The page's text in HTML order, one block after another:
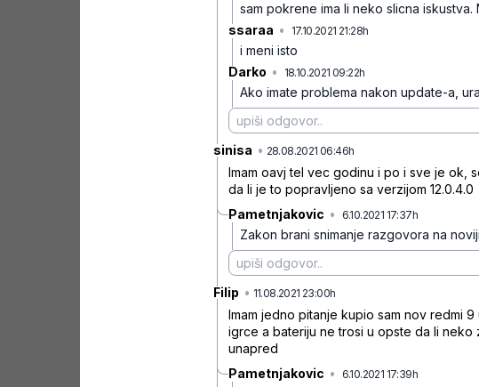
sam pokrene ima li neko slicna
ssaraa • 17.10.2021 21:28h
i meni isto
Darko • 18.10.2021 09:22h
Ako imate problema nakon update-a,
sinisa • 28.08.2021 06:46h
Imam oavj tel vec godinu i po i sve je ok,
da li je to popravljeno sa verzijom 12.0.4.0
Pametnjakovic • 6.10.2021 17:37h
Zakon brani snimanje razgovora na
Filip • 11.08.2021 23:00h
Imam jedno pitanje kupio sam nov redmi
igrce a bateriju ne trosi u opste da li neko
unapred
Pametnjakovic • 6.10.2021 17:39h